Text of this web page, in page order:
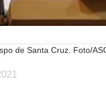
de Santa Cruz. Foto/